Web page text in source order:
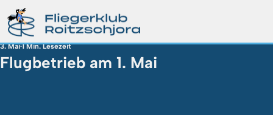
Flugbetrieb am 1. Mai
3. Mai 1 Min. Lesezeit